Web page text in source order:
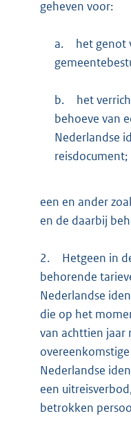
geheven voor:
a.
het genot
b.
het
behoeve van
Nederlandse
reisdocument;
een en ander
en de daarbij
2.
Hetgeen in
behorende
Nederlandse
die op het
van achttien jaar
Nederlandse
een
betrokken